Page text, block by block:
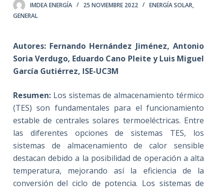
d
IMDEA ENERGÍA 25 NOVIEMBRE 2022 ENERGÍA SOLAR,
GENERAL
Autores: Fernando Hernández Jiménez, Antonio
Soria Verdugo, Eduardo Cano Pleite y Luis Miguel
García Gutiérrez, ISE-UC3M
Resumen:Los sistemas de almacenamiento térmico
(TES) son fundamentales para el funcionamiento
estable de centrales solares termoeléctricas. Entre
las diferentes opciones de sistemas TES, los
sistemas de almacenamiento de calor sensible
destacan debido a la posibilidad de operación a alta
temperatura, mejorando así la eficiencia de la
conversión del ciclo de potencia. Los sistemas de